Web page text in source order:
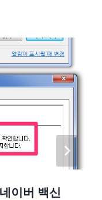
이버 백신